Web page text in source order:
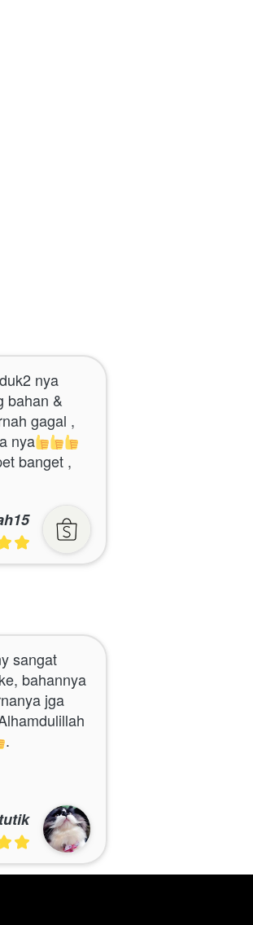
nya
bahan &
gagal ,
nya
banget ,
bahannya
jga
.